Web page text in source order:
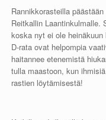
Rannikkorasteilla
Reitkallin Laantinkulmalle.
koska nyt ei ole
D-rata ovat helpompia
haitannee etenemistä
tulla maastoon, kun
rastien löytämisestä!